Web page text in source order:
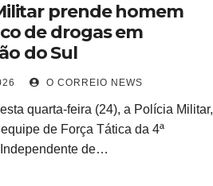
prende homem
de drogas em
do Sul
O CORREIO NEWS
quarta-feira (24), a Polícia Militar,
de Força Tática da 4ª
de…